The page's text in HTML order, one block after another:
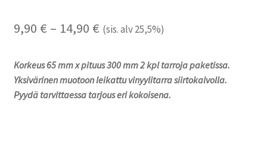
Kassa
9,90 € – 14,90 €Hintaluokka:
-
14,90 €
(sis. alv 25,5%)
Korkeus 65 mm x pituus 300 mm 2 kpl tarroja paketissa.
Yksivärinen muotoon leikattu vinyylitarra siirtokalvolla.
Pyydä tarvittaessa tarjous eri kokoisena.